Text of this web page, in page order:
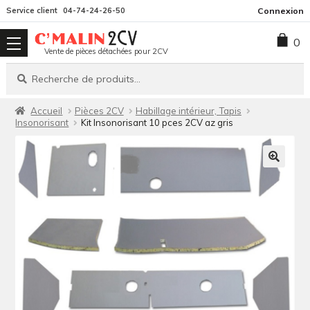
la
navigation
contenu
Service client 04-74-24-26-50 Connexion
Vente de pièces détachées pour 2CV
Recherche
Recherche
0
Accueil Pièces 2CV
Habillage intérieur, Tapis
Insonorisant
Kit Insonorisant 10 pces 2CV az gris